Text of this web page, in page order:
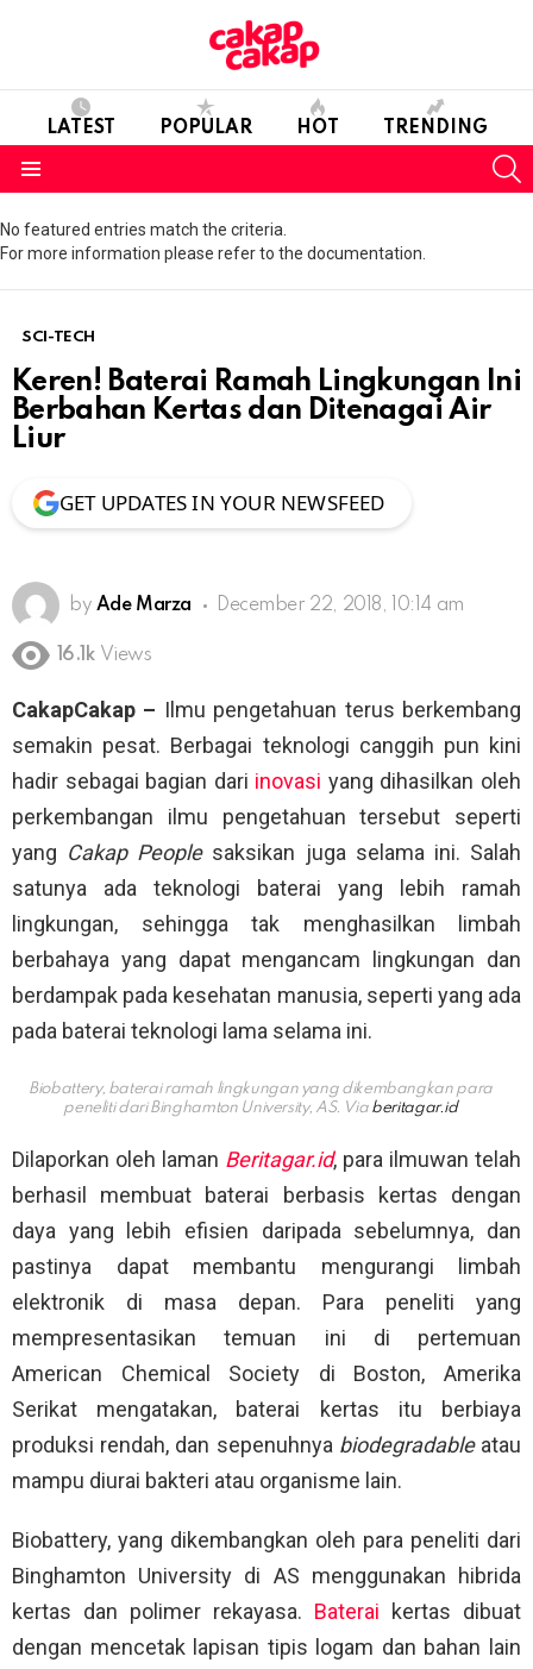
LATEST POPULAR HOT TRENDING
No featured entries match the criteria.
For more information please refer to the documentation.
SCI-TECH
Keren! Baterai Ramah Lingkungan Ini
Berbahan Kertas dan Ditenagai Air
Liur
GET UPDATES IN YOUR NEWSFEED
by Ade Marza December 22, 2018, 10:14 am
16.1k Views
CakapCakap – Ilmu pengetahuan terus berkembang
semakin pesat. Berbagai teknologi canggih pun kini
hadir sebagai bagian dari inovasi yang dihasilkan oleh
perkembangan ilmu pengetahuan tersebut seperti
yang Cakap People saksikan juga selama ini. Salah
satunya ada teknologi baterai yang lebih ramah
lingkungan, sehingga tak menghasilkan limbah
berbahaya yang dapat mengancam lingkungan dan
berdampak pada kesehatan manusia, seperti yang ada
pada baterai teknologi lama selama ini.
Biobattery, baterai ramah lingkungan yang dikembangkan para
peneliti dari Binghamton University, AS. Via beritagar.id
Dilaporkan oleh laman Beritagar.id, para ilmuwan telah
berhasil membuat baterai berbasis kertas dengan
daya yang lebih efisien daripada sebelumnya, dan
pastinya dapat membantu mengurangi limbah
elektronik di masa depan. Para peneliti yang
mempresentasikan temuan ini di pertemuan
American Chemical Society di Boston, Amerika
Serikat mengatakan, baterai kertas itu berbiaya
produksi rendah, dan sepenuhnya biodegradableatau
mampu diurai bakteri atau organisme lain.
Biobattery, yang dikembangkan oleh para peneliti dari
Binghamton University di AS menggunakan hibrida
kertas dan polimer rekayasa. Baterai kertas dibuat
dengan mencetak lapisan tipis logam dan bahan lain